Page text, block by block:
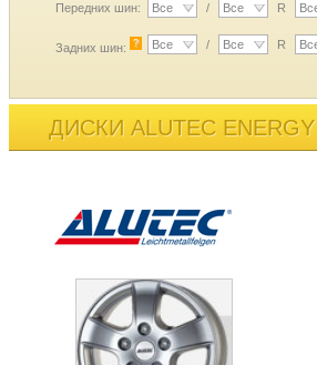
Передних шин: Все / Все R
Задних шин: ? Все / Все R
ДИСКИ ALUTEC